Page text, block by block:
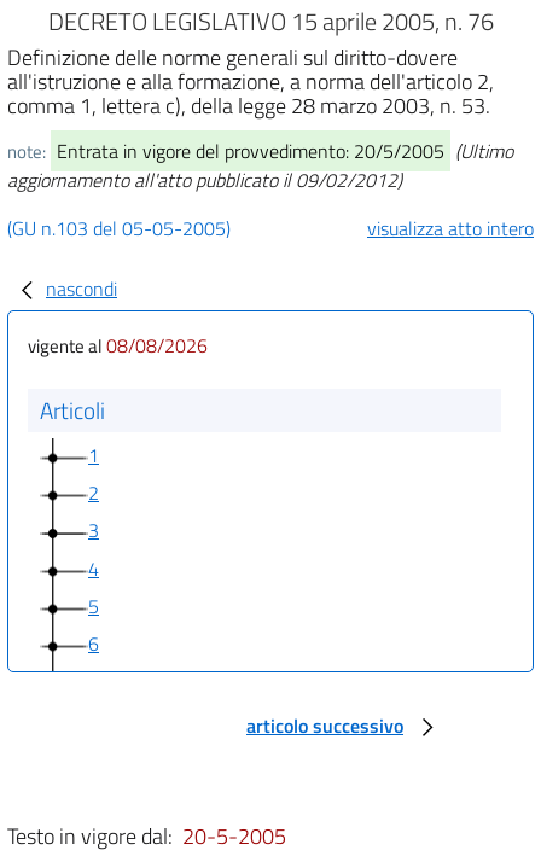
DECRETO LEGISLATIVO 15 aprile 2005, n. 76
Definizione delle norme generali sul diritto-dovere
all'istruzione e alla formazione, a norma dell'articolo 2,
comma 1, lettera c), della legge 28 marzo 2003, n. 53.
note: Entrata in vigore del provvedimento: 20/5/2005 (Ultimo
aggiornamento all'atto pubblicato il 09/02/2012)
(GU n.103 del 05-05-2005)
visualizza atto intero
nascondi
vigente al08/08/2026
Articoli
1
2
3
4
5
6
7
articolo successivo
Testo in vigore dal: 20-5-2005